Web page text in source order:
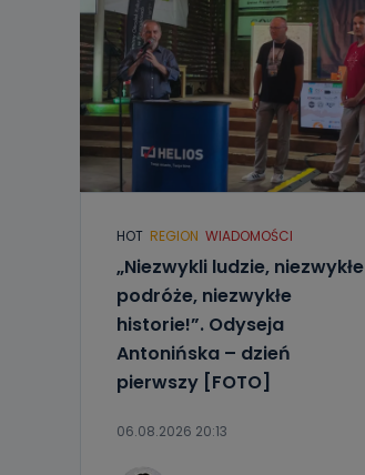
HOT REGION WIADOMOŚCI
„Niezwykli ludzie, niezwykłe
podróże, niezwykłe
historie!”. Odyseja
Antonińska – dzień
pierwszy [FOTO]
06.08.2026 20:13